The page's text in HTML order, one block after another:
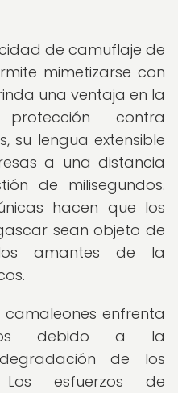
de camuflaje de
mimetizarse con
una ventaja en la
contra
su lengua extensible
a una distancia
de milisegundos.
hacen que los
sean objeto de
amantes de la
enfrenta
debido a la
de los
esfuerzos de